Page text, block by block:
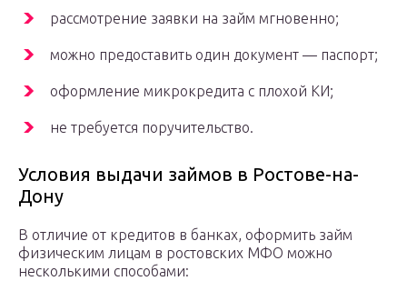
рассмотрение заявки на займ мгновенно;
можно предоставить один документ — паспорт;
оформление микрокредита с плохой КИ;
не требуется поручительство.
Условия выдачи займов в Ростове-на-
Дону
В отличие от кредитов в банках, оформить займ
физическим лицам в ростовских МФО можно
несколькими способами: